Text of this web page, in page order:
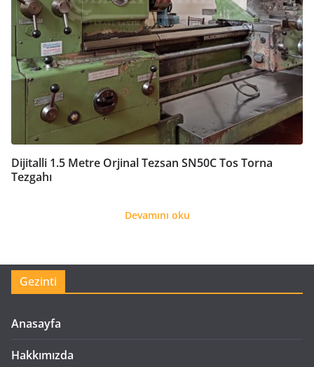
Dijitalli 1.5 Metre Orjinal Tezsan SN50C Tos Torna
Tezgahı
Devamını oku
Gezinti
Anasayfa
Hakkımızda